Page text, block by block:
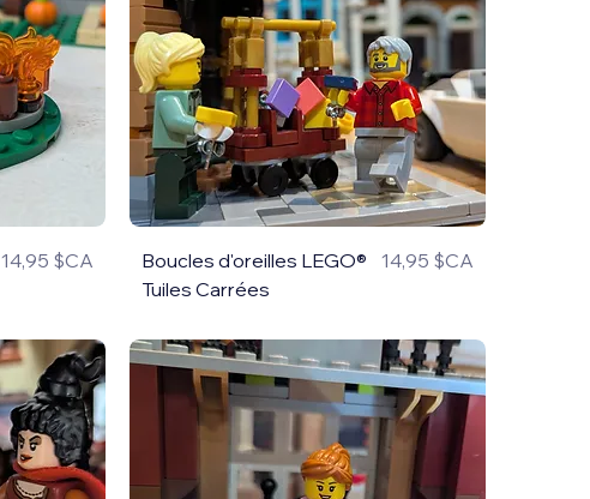
14,95 $CA
Boucles d'oreilles LEGO®
Tuiles Carrées
14,95 $CA